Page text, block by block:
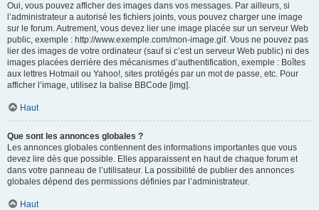
Oui, vous pouvez afficher des images dans vos messages. Par ailleurs, si
l’administrateur a autorisé les fichiers joints, vous pouvez charger une image
sur le forum. Autrement, vous devez lier une image placée sur un serveur Web
public, exemple : http://www.exemple.com/mon-image.gif. Vous ne pouvez pas
lier des images de votre ordinateur (sauf si c’est un serveur Web public) ni des
images placées derrière des mécanismes d’authentification, exemple : Boîtes
aux lettres Hotmail ou Yahoo!, sites protégés par un mot de passe, etc. Pour
afficher l’image, utilisez la balise BBCode [img].
Haut
Que sont les annonces globales ?
Les annonces globales contiennent des informations importantes que vous
devez lire dès que possible. Elles apparaissent en haut de chaque forum et
dans votre panneau de l’utilisateur. La possibilité de publier des annonces
globales dépend des permissions définies par l’administrateur.
Haut